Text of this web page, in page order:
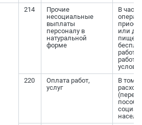
214
Прочие
несоциальные
выплаты
персоналу в
натуральной
форме
В
или
220
Оплата работ,
услуг
В том